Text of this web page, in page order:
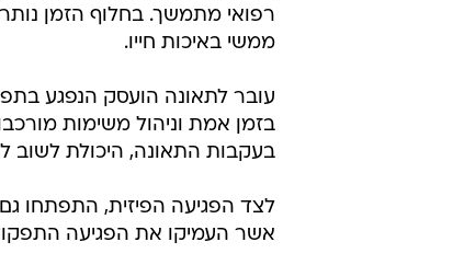
רפואי מתמשך. בחלוף הזמן
ממשי באיכות חייו.
עובר לתאונה הועסק הנפגע
בזמן אמת וניהול משימות
בעקבות התאונה, היכולת לשוב
לצד הפגיעה הפיזית, התפתחו
אשר העמיקו את הפגיעה